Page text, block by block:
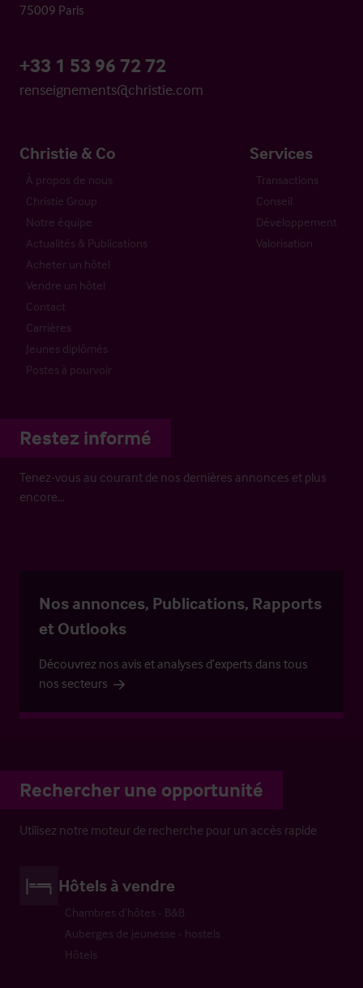
75009 Paris
+33 1 53 96 72 72
renseignements@christie.com
Christie & Co
À propos de nous
Christie Group
Notre équipe
Actualités & Publications
Acheter un hôtel
Vendre un hôtel
Contact
Carrières
Jeunes diplômés
Postes à pourvoir
Services
Transactions
Conseil
Développement
Valorisation
Restez informé
Tenez-vous au courant de nos dernières annonces et plus
encore…
Nos annonces, Publications, Rapports
et Outlooks
Découvrez nos avis et analyses d’experts dans tous
nos secteurs
Rechercher une opportunité
Utilisez notre moteur de recherche pour un accès rapide
Hôtels à vendre
Chambres d’hôtes - B&B
Auberges de jeunesse - hostels
Hôtels